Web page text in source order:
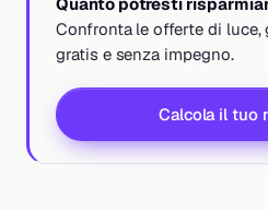
Quanto potresti
Confronta le offerte di luce,
gratis e senza impegno.
Calcola il tuo